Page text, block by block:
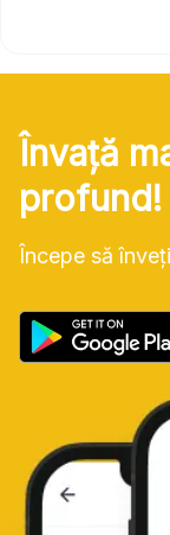
Învață
profund!
Începe să